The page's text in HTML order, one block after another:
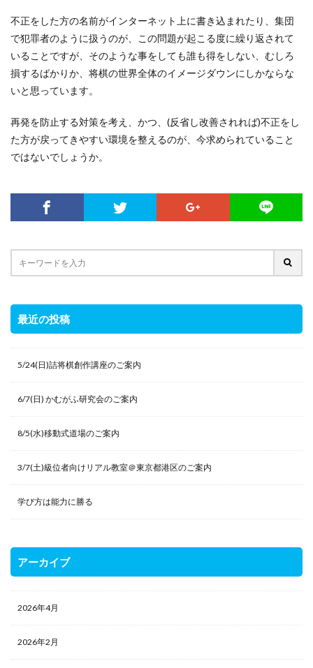
不正をした方の名前がインターネット上に書き込まれたり、集団
で犯罪者のように扱うのが、この問題が起こる度に繰り返されて
いることですが、そのような事をしても誰も得をしない、むしろ
損するばかりか、将棋の世界全体のイメージダウンにしかならな
いと思っています。
再発を防止する対策を考え、かつ、(反省し改善されれば)不正をし
た方が戻ってきやすい環境を整えるのが、今求められていること
ではないでしょうか。
最近の投稿
5/24(日)詰将棋創作講座のご案内
6/7(日) かむがふ研究会のご案内
8/5(水)移動式道場のご案内
3/7(土)級位者向けリアル教室＠東京都港区のご案内
学び方は能力に勝る
アーカイブ
2026年4月
2026年2月